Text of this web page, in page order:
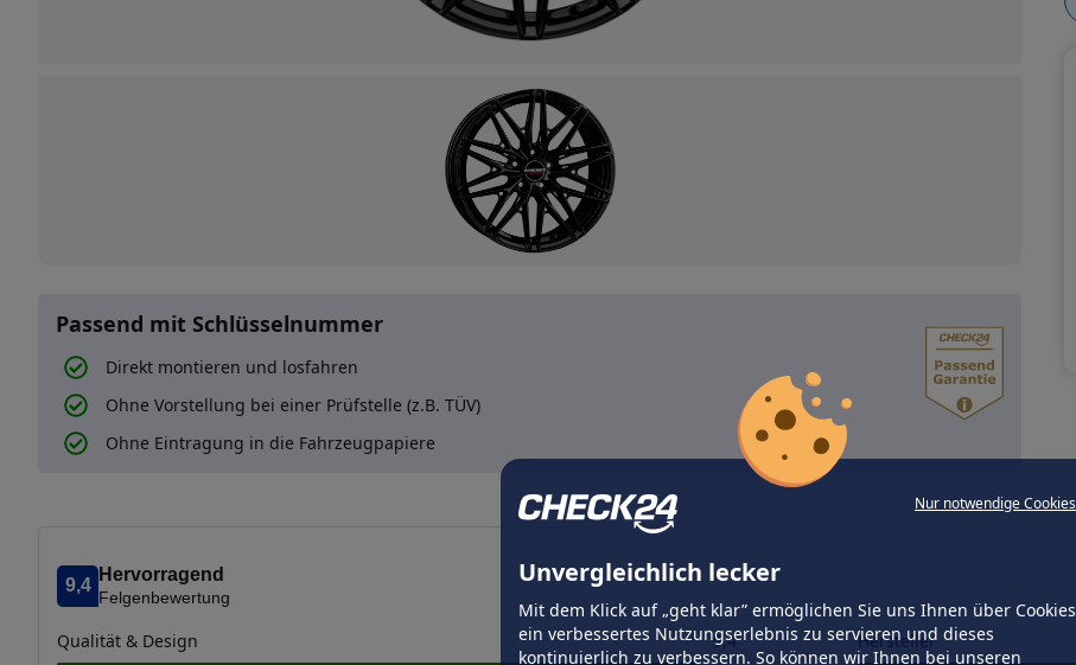
Nur notwendige Cookies
Unvergleichlich lecker
Mit dem Klick auf „geht klar” ermöglichen Sie uns Ihnen über Cookies
ein verbessertes Nutzungserlebnis zu servieren und dieses
kontinuierlich zu verbessern. So können wir Ihnen bei unseren
Passend mit Schlüsselnummer
Direkt montieren und losfahren
Ohne Vorstellung bei einer Prüfstelle (z.B. TÜV)
Ohne Eintragung in die Fahrzeugpapiere
9,4
Hervorragend
Felgenbewertung
Qualität & Design 9,4 Hersteller